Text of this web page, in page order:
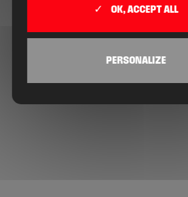
OK, ACCEPT ALL
PERSONALIZE